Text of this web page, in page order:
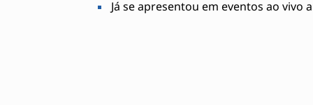
Já se apresentou em eventos ao vivo